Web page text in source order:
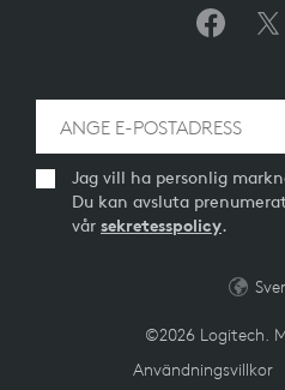
Jag vill ha personlig
Du kan avsluta
vår sekretesspolicy.
©2026 Logitech.
Användningsvillkor